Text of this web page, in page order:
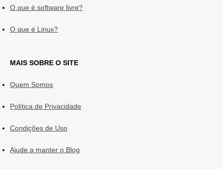
O que é software livre?
O que é Linux?
MAIS SOBRE O SITE
Quem Somos
Política de Privacidade
Condições de Uso
Ajude a manter o Blog